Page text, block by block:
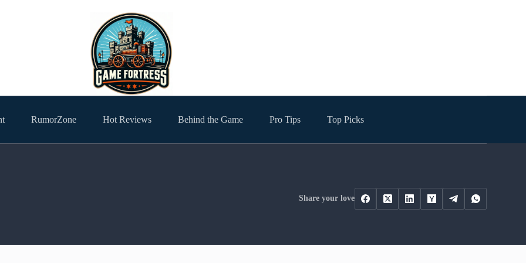
RumorZone Hot Reviews Behind the Game Pro Tips Top Picks
Share your love